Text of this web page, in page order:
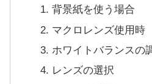
背景紙を使う場合
マクロレンズ使用時
ホワイトバランスの
レンズの選択